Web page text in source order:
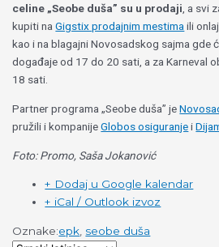
celine „Seobe duša” su u prodaji, a svi
kupiti naGigstix prodajnim mestimaili
kao i na blagajni Novosadskog sajma gde
događaje od 17 do 20 sati, a za Karneval
18 sati.
Partner programa „Seobe duša” je
pružili i kompanijeGlobos osiguranjei
Foto: Promo, Saša Jokanović
+ Dodaj u Google kalendar
+ iCal / Outlook izvoz
Oznake:epk seobe duša